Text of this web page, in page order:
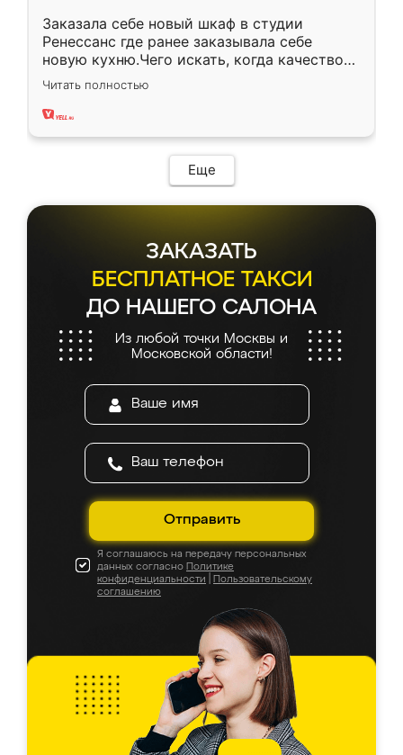
Заказала себе новый шкаф в студии
Ренессанс где ранее заказывала себе
новую кухню.Чего искать, когда качеством
вполне довольна. Служит кухня уже почти
два года, нареканий нет.
Читать полностью
Еще
ЗАКАЗАТЬ
БЕСПЛАТНОЕ ТАКСИ
ДО НАШЕГО САЛОНА
Из любой точки Москвы и
Московской области!
Отправить
Я соглашаюсь на передачу персональных
данных согласно Политике
конфиденциальности
Пользовательскому
соглашению